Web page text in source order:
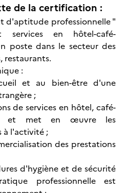
de la certification :
d'aptitude professionnelle "
services en hôtel-café­-
poste dans le secteur des
restaurants.
:
et au bien-être d'une
;
de services en hôtel, café-
et met en œuvre les
à l'activité ;
des prestations
d'hygiène et de sécurité
professionnelle est